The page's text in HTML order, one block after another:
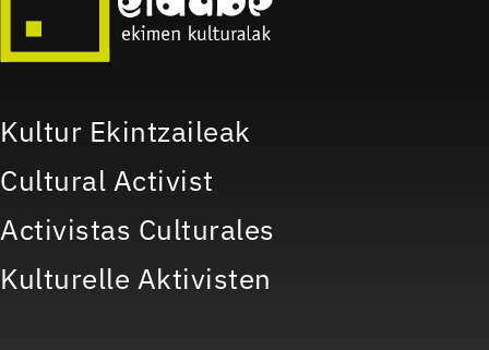
Kultur Ekintzaileak
Cultural Activist
Activistas Culturales
Kulturelle Aktivisten